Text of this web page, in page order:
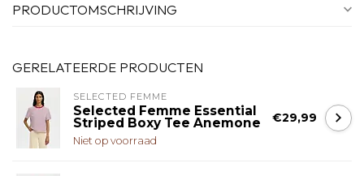
PRODUCTOMSCHRIJVING
GERELATEERDE PRODUCTEN
SELECTED FEMME
Selected Femme Essential
Striped Boxy Tee Anemone
Niet op voorraad
€29,99